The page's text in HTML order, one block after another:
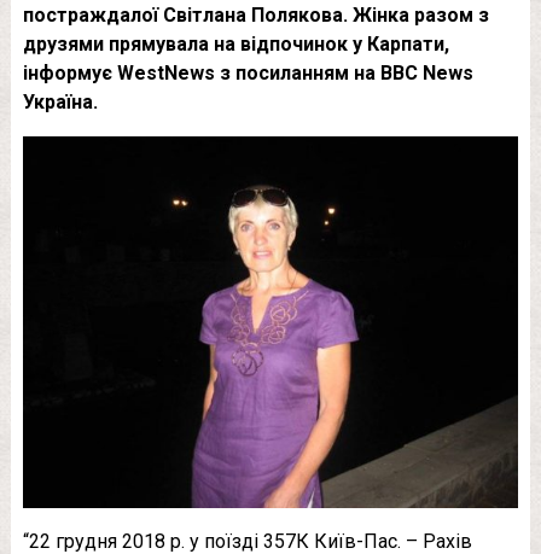
постраждалої Світлана Полякова. Жінка разом з
друзями прямувала на відпочинок у Карпати,
інформує WestNews з посиланням на BBC News
Україна.
“22 грудня 2018 р. у поїзді 357К Київ-Пас. – Рахів